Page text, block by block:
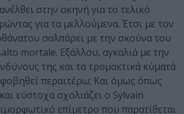
στην σκηνή για το τελικό
για τα μελλούμενα. Έτσι με τον
σαλπάρει με την σκούνα του
mortale. Εξάλλου, αγκαλιά με την
της και τα τρομακτικά κύματά
φοβηθεί περαιτέρω; Και όμως όπως
εύστοχα σχολιάζει ο Sylvain
επίμετρο που παρατίθεται